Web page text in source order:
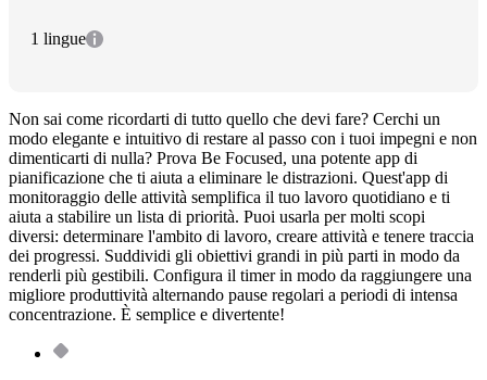
1 lingue
Non sai come ricordarti di tutto quello che devi fare? Cerchi un
modo elegante e intuitivo di restare al passo con i tuoi impegni e non
dimenticarti di nulla? Prova Be Focused, una potente app di
pianificazione che ti aiuta a eliminare le distrazioni. Quest'app di
monitoraggio delle attività semplifica il tuo lavoro quotidiano e ti
aiuta a stabilire un lista di priorità. Puoi usarla per molti scopi
diversi: determinare l'ambito di lavoro, creare attività e tenere traccia
dei progressi. Suddividi gli obiettivi grandi in più parti in modo da
renderli più gestibili. Configura il timer in modo da raggiungere una
migliore produttività alternando pause regolari a periodi di intensa
concentrazione. È semplice e divertente!